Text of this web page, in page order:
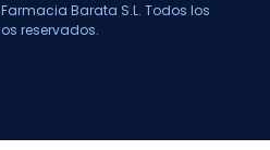
Barata S.L. Todos los
reservados.